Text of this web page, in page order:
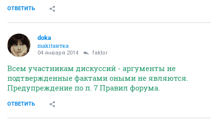
ОТВЕТИТЬ
doka
makitaнтка
04 января 2014 faktor
Всем участникам дискуссий - аргументы не
подтвержденные фактами оными не являются.
Предупреждение по п. 7 Правил форума.
ОТВЕТИТЬ